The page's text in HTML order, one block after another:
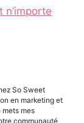
n’importe
So Sweet
en marketing et
mets mes
communauté